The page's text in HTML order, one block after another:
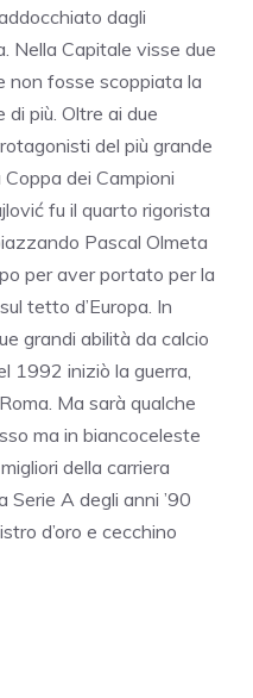
dagli
Nella Capitale visse due
non fosse scoppiata la
più. Oltre ai due
del più grande
dei Campioni
fu il quarto rigorista
Pascal Olmeta
per aver portato per la
tetto d’Europa. In
grandi abilità da calcio
1992 iniziò la guerra,
Ma sarà qualche
ma in biancoceleste
della carriera
Serie A degli anni ’90
d’oro e cecchino